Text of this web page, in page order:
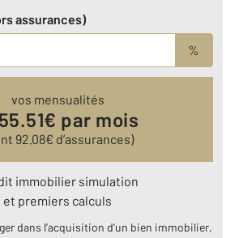
assurances)
%
vos mensualités
€ par mois
92.08€ d’assurances)
immobilier simulation
et premiers calculs
dans l’acquisition d’un bien immobilier,